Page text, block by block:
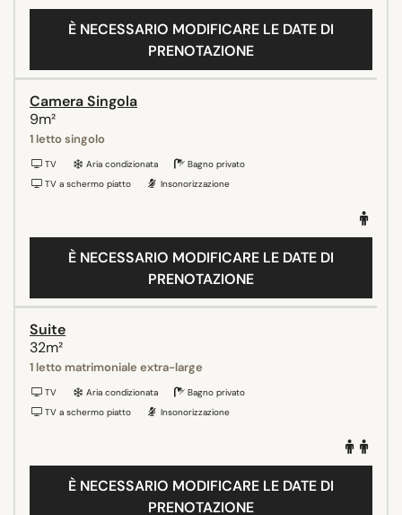
È NECESSARIO MODIFICARE LE DATE DI
PRENOTAZIONE
Camera Singola
9m²
1 letto singolo
TV Aria condizionata
Bagno privato
TV a schermo piatto
Insonorizzazione
È NECESSARIO MODIFICARE LE DATE DI
PRENOTAZIONE
Suite
32m²
1 letto matrimoniale extra-large
TV Aria condizionata
Bagno privato
TV a schermo piatto
Insonorizzazione
È NECESSARIO MODIFICARE LE DATE DI
PRENOTAZIONE